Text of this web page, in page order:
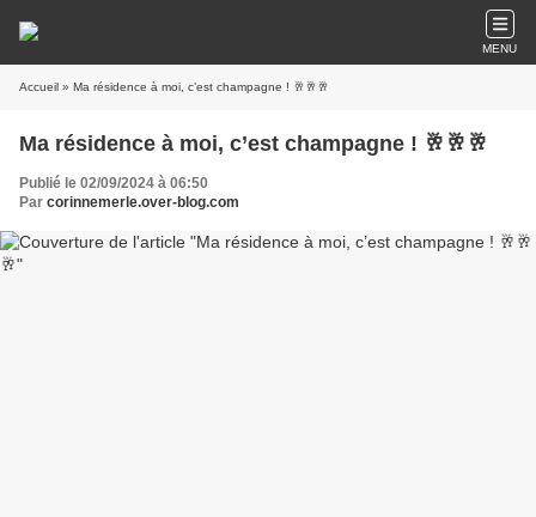
MENU
Accueil » Ma résidence à moi, c’est champagne ! 🥂🥂🥂
Ma résidence à moi, c’est champagne ! 🥂🥂🥂
Publié le 02/09/2024 à 06:50
Par corinnemerle.over-blog.com